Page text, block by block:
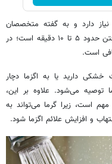
دارد و به گفته متخصصان
پوست، حداکثر زمان توصیه‌شده برای دوش گرفتن حدود ۵ تا ۱۰ دقیقه است؛ در
است.
دارید یا به اگزما دچار
توصیه می‌شود. علاوه بر این،
است، زیرا گرما می‌تواند به
و افزایش علائم اگزما شود.